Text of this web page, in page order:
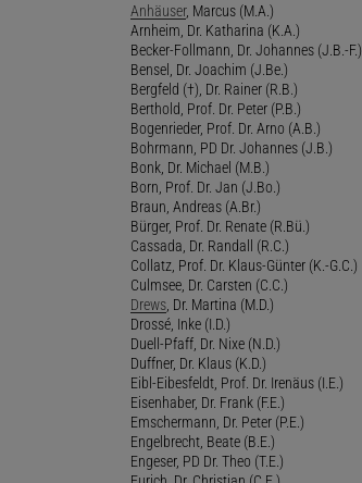
Anhäuser, Marcus (M.A.)
Arnheim, Dr. Katharina (K.A.)
Becker-Follmann, Dr. Johannes (J.B.-F.)
Bensel, Dr. Joachim (J.Be.)
Bergfeld (†), Dr. Rainer (R.B.)
Berthold, Prof. Dr. Peter (P.B.)
Bogenrieder, Prof. Dr. Arno (A.B.)
Bohrmann, PD Dr. Johannes (J.B.)
Bonk, Dr. Michael (M.B.)
Born, Prof. Dr. Jan (J.Bo.)
Braun, Andreas (A.Br.)
Bürger, Prof. Dr. Renate (R.Bü.)
Cassada, Dr. Randall (R.C.)
Collatz, Prof. Dr. Klaus-Günter (K.-G.C.)
Culmsee, Dr. Carsten (C.C.)
Drews, Dr. Martina (M.D.)
Drossé, Inke (I.D.)
Duell-Pfaff, Dr. Nixe (N.D.)
Duffner, Dr. Klaus (K.D.)
Eibl-Eibesfeldt, Prof. Dr. Irenäus (I.E.)
Eisenhaber, Dr. Frank (F.E.)
Emschermann, Dr. Peter (P.E.)
Engelbrecht, Beate (B.E.)
Engeser, PD Dr. Theo (T.E.)